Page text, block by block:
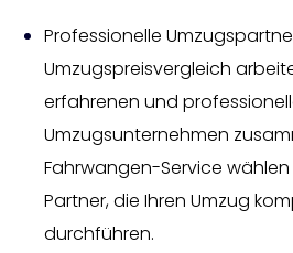
Professionelle
Umzugspreisvergleich
erfahrenen und
Umzugsunternehmen
Fahrwangen-Service wählen
Partner, die Ihren Umzug
durchführen.